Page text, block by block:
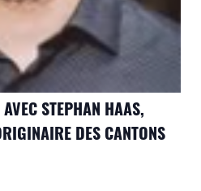
AVEC STEPHAN HAAS,
DES CANTONS